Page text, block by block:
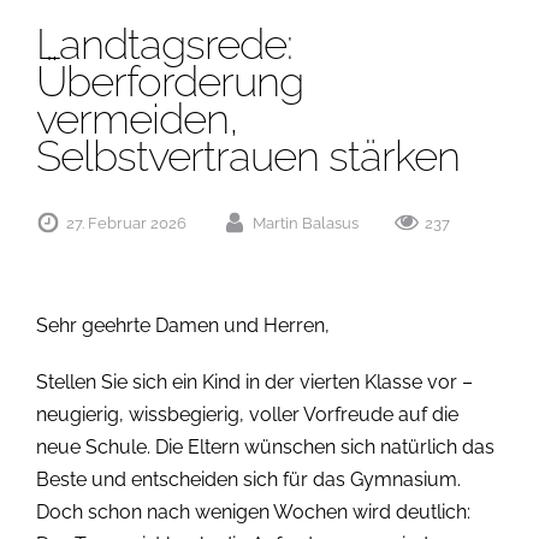
Landtagsrede:
Überforderung
vermeiden,
Selbstvertrauen stärken
27. Februar 2026 Martin Balasus 237
Sehr geehrte Damen und Herren,
Stellen Sie sich ein Kind in der vierten Klasse vor –
neugierig, wissbegierig, voller Vorfreude auf die
neue Schule. Die Eltern wünschen sich natürlich das
Beste und entscheiden sich für das Gymnasium.
Doch schon nach wenigen Wochen wird deutlich: